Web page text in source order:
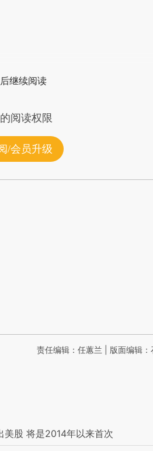
继续阅读
阅读权限
/会员升级
责任编辑：任蕙兰 | 版面编辑：
美股 将是2014年以来首次